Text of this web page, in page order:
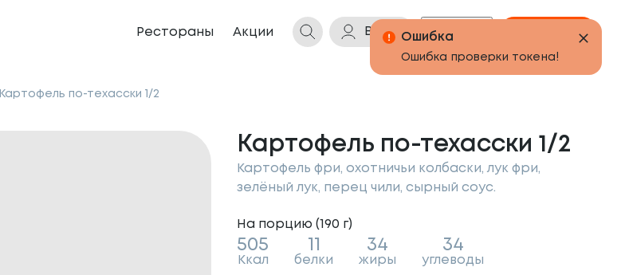
Рестораны Акции Войти Бонусы Корзина
Картофель по-техасски 1/2
Картофель по-техасски 1/2
Картофель фри, охотничьи колбаски, лук фри,
зелёный лук, перец чили, сырный соус.
На порцию (190 г)
505
Ккал белки
34
жиры
34
углеводы
Ошибка
Ошибка проверки токена!